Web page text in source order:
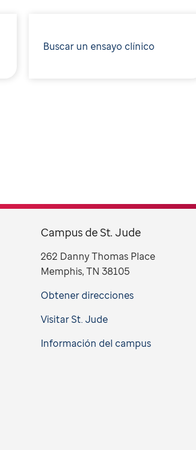
Buscar un ensayo clínico
Campus de St. Jude
262 Danny Thomas Place
Memphis, TN 38105
Obtener direcciones
Visitar St. Jude
Información del campus